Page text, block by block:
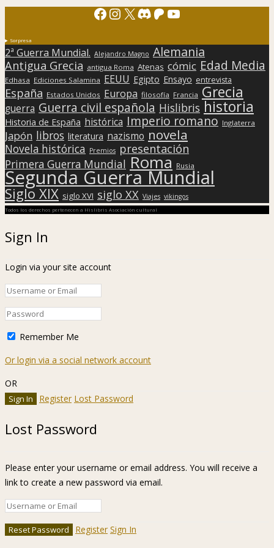
Facebook
Instagram
X Discord
Patreon
YouTube
Sorpresa
2ª Guerra Mundial. Alejandro Magno Alemania
Antigua Grecia antigua Roma Atenas cómic Edad Media
Edhasa Ediciones Salamina EEUU Egipto Ensayo entrevista
España Estados Unidos Europa filosofía Francia Grecia
guerra Guerra civil española Hislibris historia
Historia de España histórica Imperio romano Inglaterra
Japón libros literatura nazismo novela
Novela histórica Premios presentación
Primera Guerra Mundial Roma Rusia
Segunda Guerra Mundial
Siglo XIX siglo XVI siglo XX Viajes vikingos
Todos los derechos pertenecen a Hislibris Asociación cultural
Sign In
Login via your site account
Remember Me
Or login via a social network account
OR
Register Lost Password
Lost Password
Please enter your username or email address. You will receive a
link to create a new password via email.
Register Sign In